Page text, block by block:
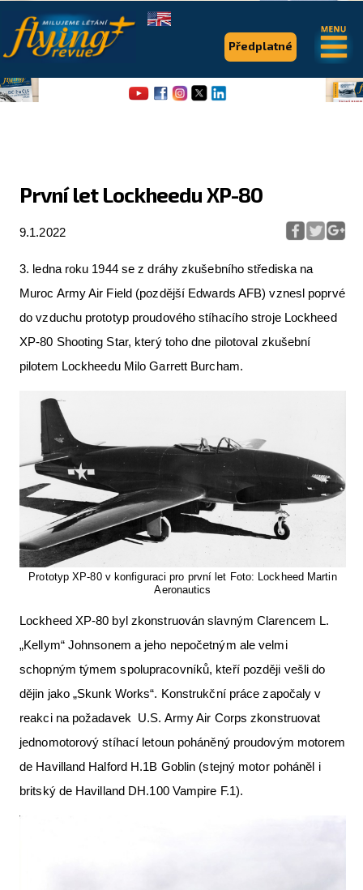
První let Lockheedu XP-80
9.1.2022
3. ledna roku 1944 se z dráhy zkušebního střediska na
Muroc Army Air Field (pozdější Edwards AFB) vznesl poprvé
do vzduchu prototyp proudového stíhacího stroje Lockheed
XP-80 Shooting Star, který toho dne pilotoval zkušební
pilotem Lockheedu Milo Garrett Burcham.
Prototyp XP-80 v konfiguraci pro první let Foto: Lockheed Martin
Aeronautics
Lockheed XP-80 byl zkonstruován slavným Clarencem L.
„Kellym“ Johnsonem a jeho nepočetným ale velmi
schopným týmem spolupracovníků, kteří později vešli do
dějin jako „Skunk Works“. Konstrukční práce započaly v
reakci na požadavek U.S. Army Air Corps zkonstruovat
jednomotorový stíhací letoun poháněný proudovým motorem
de Havilland Halford H.1B Goblin (stejný motor poháněl i
britský de Havilland DH.100 Vampire F.1).
Předplatné
.
Pro piloty
Série & speciály
Letecká muzea
VFR Communication app
The SAFE Guide app
Nabídky práce v letectví
Inzerujte s námi